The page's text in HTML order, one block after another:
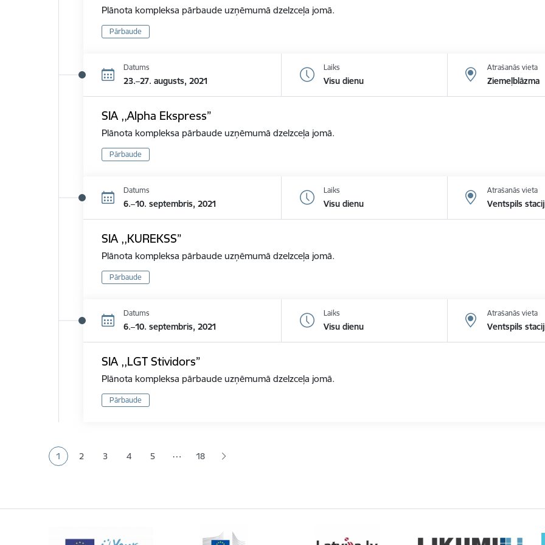
Plānota kompleksa pārbaude uzņēmumā dzelzceļa jomā.
Pārbaude
Datums
23.–27. augusts, 2021
Laiks
Visu dienu
Atrašanās vieta
Ziemeļblāzma
SIA ,,Alpha Ekspress”
Plānota kompleksa pārbaude uzņēmumā dzelzceļa jomā.
Pārbaude
Datums
6.–10. septembris, 2021
Laiks
Visu dienu
Atrašanās vieta
Ventspils
SIA ,,KUREKSS”
Plānota kompleksa pārbaude uzņēmumā dzelzceļa jomā.
Pārbaude
Datums
6.–10. septembris, 2021
Laiks
Visu dienu
Atrašanās vieta
Ventspils
SIA ,,LGT Stividors”
Plānota kompleksa pārbaude uzņēmumā dzelzceļa jomā.
Pārbaude
Pašreizējā lapa
1 Lapa
2 Lapa
3 Lapa
4 Lapa
5 … 18